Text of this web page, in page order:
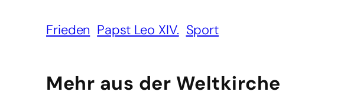
Frieden Papst Leo XIV. Sport
Mehr aus der Weltkirche